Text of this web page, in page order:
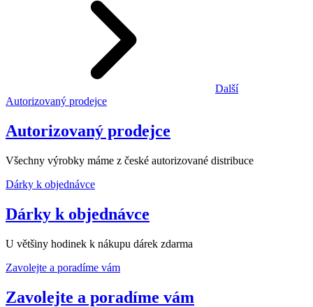
Další
Autorizovaný prodejce
Autorizovaný prodejce
Všechny výrobky máme z české autorizované distribuce
Dárky k objednávce
Dárky k objednávce
U většiny hodinek k nákupu dárek zdarma
Zavolejte a poradíme vám
Zavolejte a poradíme vám